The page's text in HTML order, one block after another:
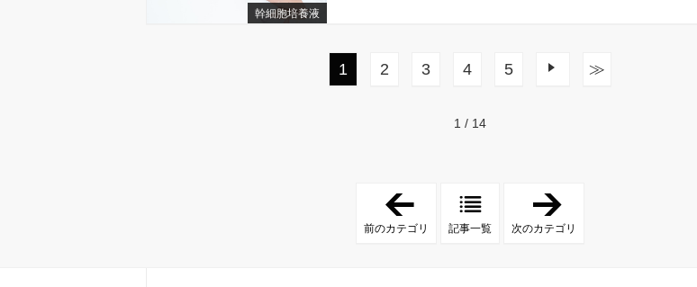
幹細胞培養液
1 2 3 4 5 次へ
≫
1 / 14
前のカテゴリ 記事一覧 次のカテゴリ